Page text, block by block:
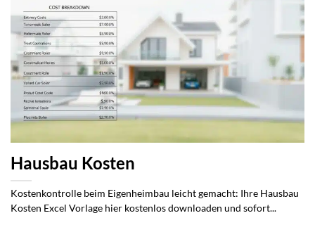
Hausbau Kosten
Kostenkontrolle beim Eigenheimbau leicht gemacht: Ihre Hausbau
Kosten Excel Vorlage hier kostenlos downloaden und sofort...